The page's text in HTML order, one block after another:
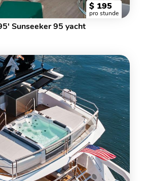
$ 195
pro stunde
Sunseeker 95 yacht